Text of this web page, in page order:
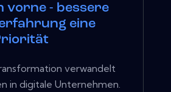
vorne - bessere
eine
verwandelt
in digitale Unternehmen.